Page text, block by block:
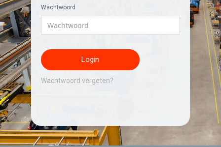
Wachtwoord
Wachtwoord vergeten?